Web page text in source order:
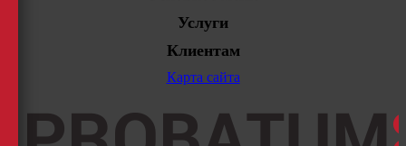
Услуги
Клиентам
Карта сайта